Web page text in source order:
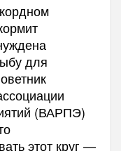
для
(ВАРПЭ)
этот круг —